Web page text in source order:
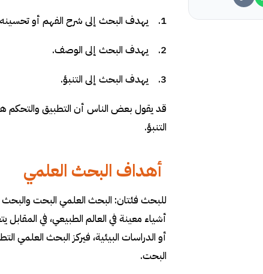
1. يهدف البحث إلى شرح الفهم أو تحسينه.
2. يهدف البحث إلى الوصف.
3. يهدف البحث إلى التنبؤ.
قد يقول بعض الناس أن التطبيق
التنبؤ.
أهداف البحث العلمي
للبحث فئتان: البحث العلمي البحت
أشياء معينة في العالم الطبيعي، في
أو الدراسات البيئية، فيركز البحث العلمي
البحت.